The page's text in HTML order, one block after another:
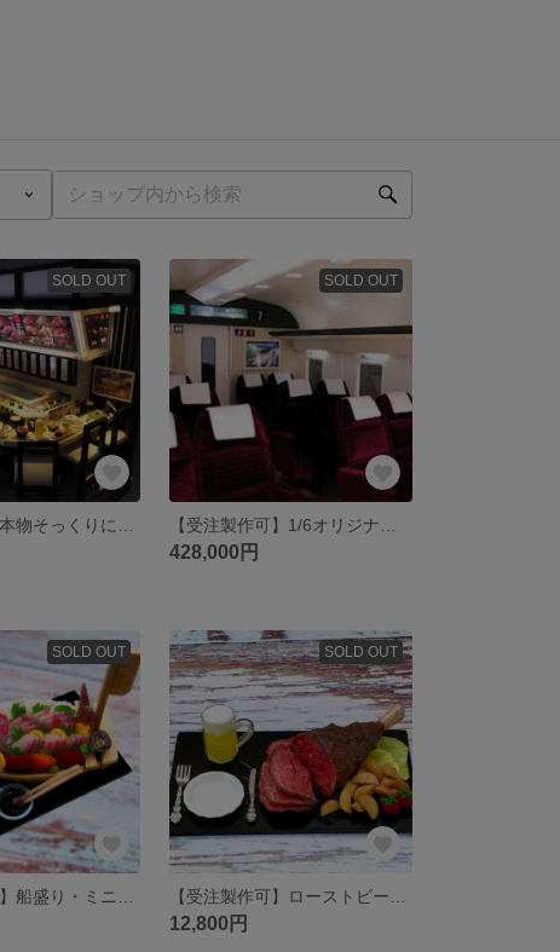
SOLD OUT SOLD OUT
428,000円
SOLD OUT SOLD OUT
12,800円